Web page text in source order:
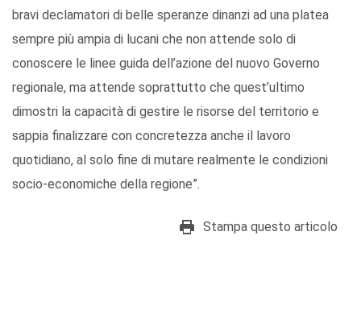
bravi declamatori di belle speranze dinanzi ad una platea
sempre più ampia di lucani che non attende solo di
conoscere le linee guida dell’azione del nuovo Governo
regionale, ma attende soprattutto che quest’ultimo
dimostri la capacità di gestire le risorse del territorio e
sappia finalizzare con concretezza anche il lavoro
quotidiano, al solo fine di mutare realmente le condizioni
socio-economiche della regione”.
Stampa questo articolo